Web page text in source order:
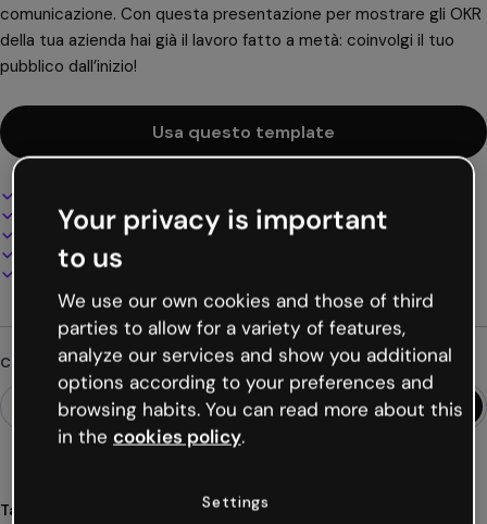
comunicazione. Con questa presentazione per mostrare gli OKR
della tua azienda hai già il lavoro fatto a metà: coinvolgi il tuo
pubblico dall’inizio!
Usa questo template
100% personalizzabile
Aggiungi audio, video e multimedia
Presenta, condividi o pubblica online
Scarica in PDF, MP4 e altri formati
Cerchi qualcosa di diverso?
Tags
Your privacy is important
to us
We use our own cookies and those of third
parties to allow for a variety of features,
analyze our services and show you additional
options according to your preferences and
browsing habits. You can read more about this
in the cookies policy.
Settings